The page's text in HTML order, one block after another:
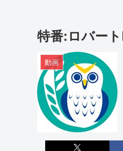
特番:ロバー
動画